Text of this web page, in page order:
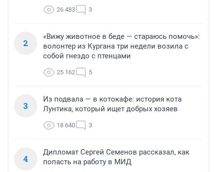
26 483 3
2
«Вижу животное в беде — стараюсь помочь»:
волонтер из Кургана три недели возила с
собой гнездо с птенцами
25 162 5
3
Из подвала — в котокафе: история кота
Лунтика, который ищет добрых хозяев
18 640 3
4
Дипломат Сергей Семенов рассказал, как
попасть на работу в МИД